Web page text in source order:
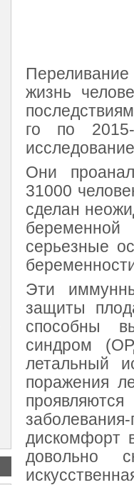
жизнь
го по 2015-
Они
31000
сделан
серьезные
Эти
защиты
способны
синдром
летальный
поражения
дискомфорт
довольно